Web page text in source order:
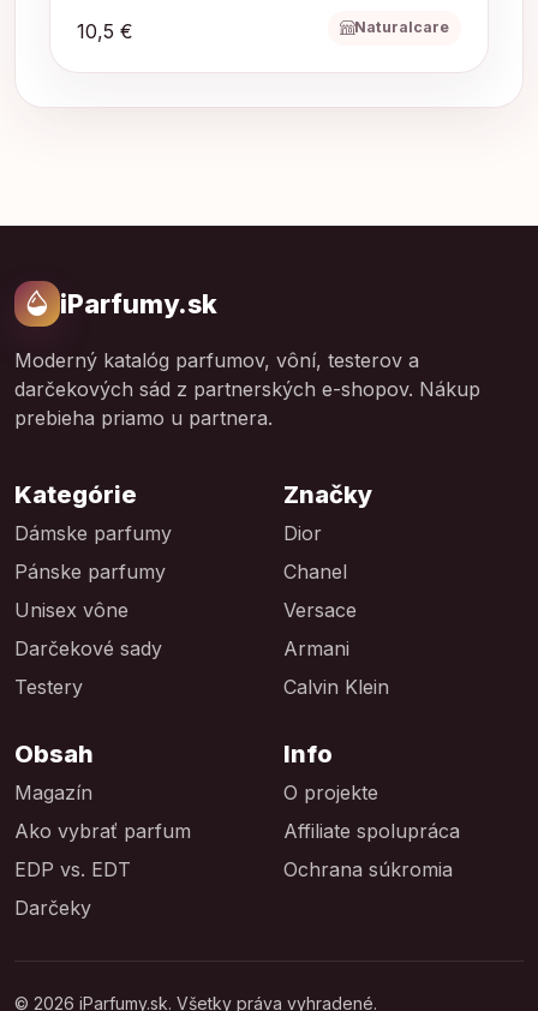
10,5 € Naturalcare
iParfumy.sk
Moderný katalóg parfumov, vôní, testerov a
darčekových sád z partnerských e-shopov. Nákup
prebieha priamo u partnera.
Kategórie
Dámske parfumy
Pánske parfumy
Unisex vône
Darčekové sady
Testery
Značky
Dior
Chanel
Versace
Armani
Calvin Klein
Obsah
Magazín
Ako vybrať parfum
EDP vs. EDT
Darčeky
Info
O projekte
Affiliate spolupráca
Ochrana súkromia
© 2026 iParfumy.sk. Všetky práva vyhradené.